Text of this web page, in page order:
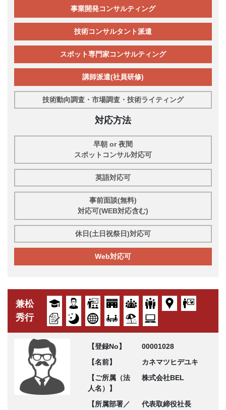
事業開発コンサルティング
技術コンサルタント派遣
スポット専門家コンサルティング
講師派遣(社員研修)
技術動向調査・市場調査・技術ライティング
対応方法
早朝 or 夜間
スポットコンサル対応可
英語対応可
事前面談(無料)
対応可(WEB対応含む)
休日(土日祝祭日)対応可
Web対応可
兼松
秀行
【登録No】
00001028
【名前】
カネマツヒデユキ
【ご所属（法
人名）】
株式会社BEL
【所属部署／
代表取締役社長